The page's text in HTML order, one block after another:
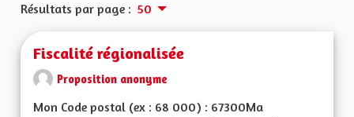
Résultats par page : 50
Fiscalité régionalisée
Proposition anonyme
Mon Code postal (ex : 68 000) : 67300Ma